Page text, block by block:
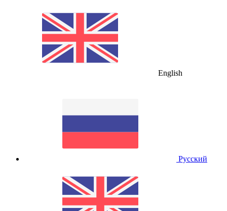
English
Русский